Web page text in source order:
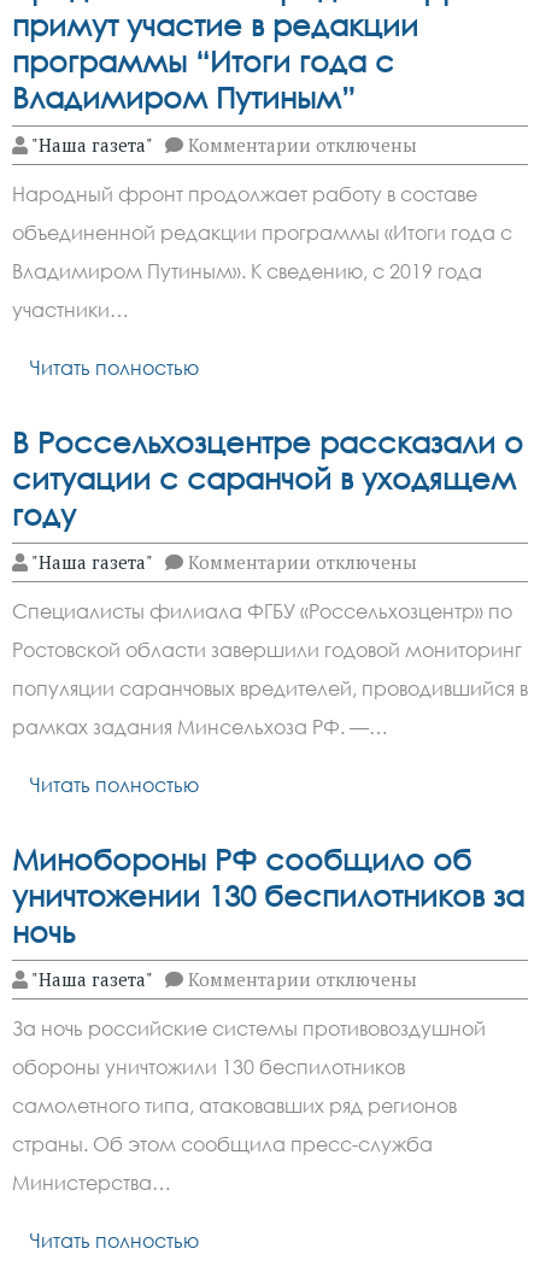
примут участие в редакции
программы “Итоги года с
Владимиром Путиным”
"Наша газета" Комментарии к
записи
Представители
Народного
фронта
примут
участие
в
отключены
Народный фронт продолжает работу в составе
объединенной редакции программы «Итоги года с
Владимиром Путиным». К сведению, с 2019 года
участники…
Читать полностью
В Россельхозцентре рассказали о
ситуации с саранчой в уходящем
году
"Наша газета" Комментарии к
записи
В
Россельхозцентре
рассказали
о
ситуации
с
саранчой
отключены
Специалисты филиала ФГБУ «Россельхозцентр» по
Ростовской области завершили годовой мониторинг
популяции саранчовых вредителей, проводившийся в
рамках задания Минсельхоза РФ. —…
Читать полностью
Минобороны РФ сообщило об
уничтожении 130 беспилотников за
ночь
"Наша газета" Комментарии к
записи
РФ
сообщило
об
уничтожении
130
беспилотников
отключены
За ночь российские системы противовоздушной
обороны уничтожили 130 беспилотников
самолетного типа, атаковавших ряд регионов
страны. Об этом сообщила пресс-служба
Министерства…
Читать полностью